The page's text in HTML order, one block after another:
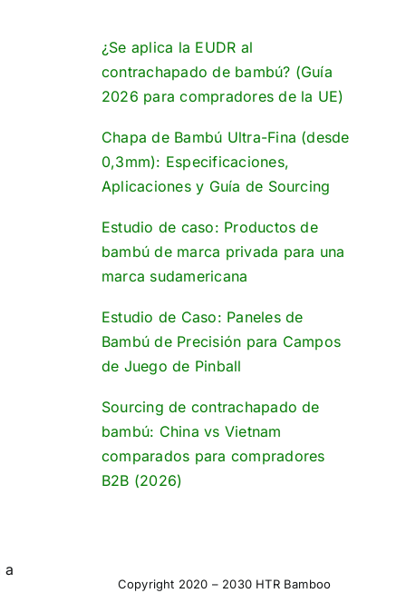
a
¿Se aplica la EUDR al
contrachapado de bambú? (Guía
2026 para compradores de la UE)
Chapa de Bambú Ultra-Fina (desde
0,3mm): Especificaciones,
Aplicaciones y Guía de Sourcing
Estudio de caso: Productos de
bambú de marca privada para una
marca sudamericana
Estudio de Caso: Paneles de
Bambú de Precisión para Campos
de Juego de Pinball
Sourcing de contrachapado de
bambú: China vs Vietnam
comparados para compradores
B2B (2026)
Copyright 2020 – 2030 HTR Bamboo